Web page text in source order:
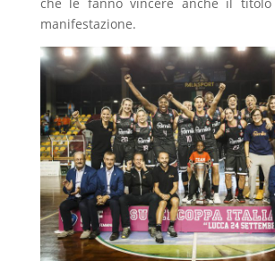
manifestazione.